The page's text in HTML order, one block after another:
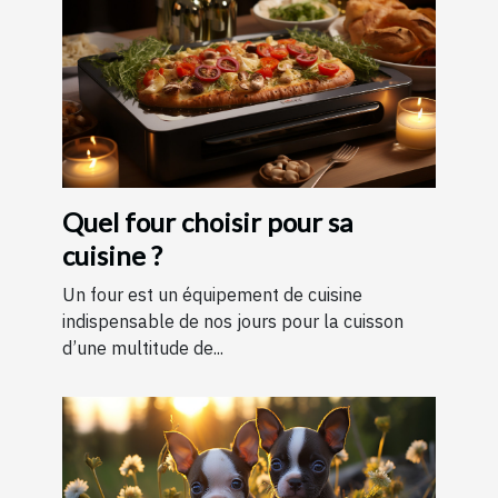
Quel four choisir pour sa
cuisine ?
Un four est un équipement de cuisine
indispensable de nos jours pour la cuisson
d’une multitude de...